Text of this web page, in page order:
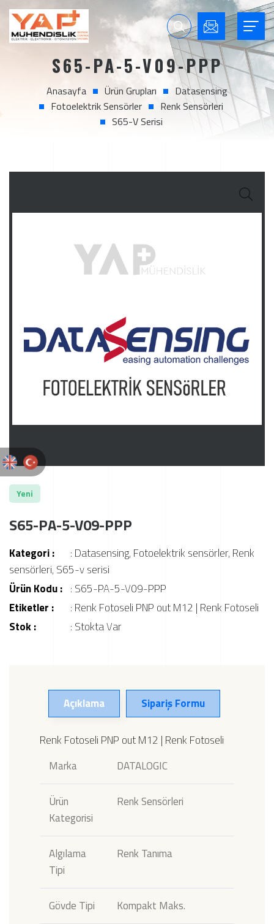
S65-PA-5-V09-PPP
Anasayfa Ürün Grupları
Datasensing
Fotoelektrik Sensörler
Renk Sensörleri
S65-V Serisi
Yeni
S65-PA-5-V09-PPP
Kategori : : Datasensing, Fotoelektrik sensörler, Renk
sensörleri, S65-v serisi
Ürün Kodu : : S65-PA-5-V09-PPP
Etiketler :
: Renk Fotoseli PNP out M12 | Renk Fotoseli
Stok :
: Stokta Var
Açıklama Sipariş Formu
Renk Fotoseli PNP out M12 | Renk Fotoseli
Marka
DATALOGIC
Ürün
Kategorisi
Renk Sensörleri
Algılama
Tipi
Renk Tanıma
Gövde Tipi Kompakt Maks.